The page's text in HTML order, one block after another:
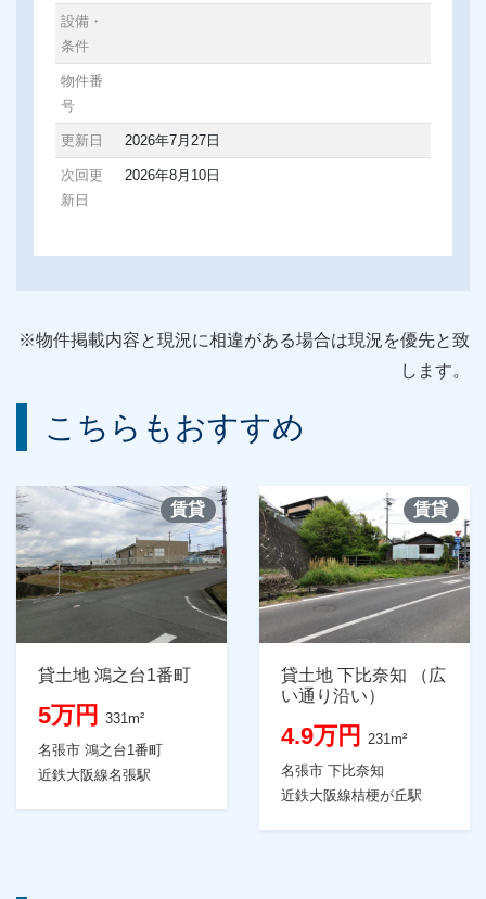
設備・
条件
物件番
号
更新日 2026年7月27日
次回更
新日
2026年8月10日
※物件掲載内容と現況に相違がある場合は現況を優先と致
します。
こちらもおすすめ
賃貸
貸土地 鴻之台1番町
5万円
331m²
名張市 鴻之台1番町
近鉄大阪線名張駅
賃貸
貸土地 下比奈知 （広
い通り沿い）
4.9万円
231m²
名張市 下比奈知
近鉄大阪線桔梗が丘駅